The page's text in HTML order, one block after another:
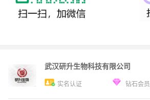
武汉研升生物科技有限公司
实名认证 钻石会员